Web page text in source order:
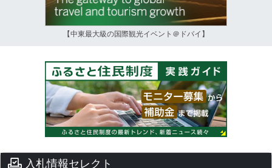
【中東最大級の国際観光イベント＠ドバイ】
入札情報セレクト